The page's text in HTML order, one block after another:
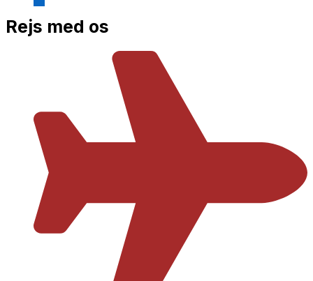
Rejs med os